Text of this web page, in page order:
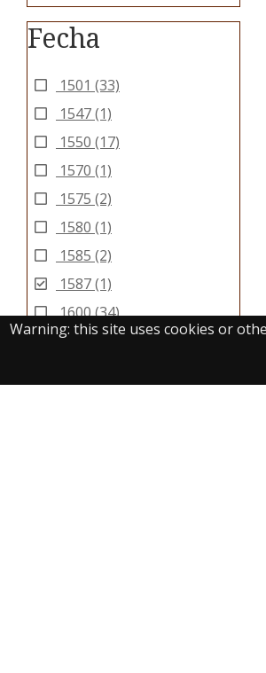
Warning: this site uses cookies or
Fecha
1501 (33)
1547(1)
1550 (17)
1570 (1)
1575 (2)
1580 (1)
1585 (2)
1587(1)
1600(34)
1601(128)